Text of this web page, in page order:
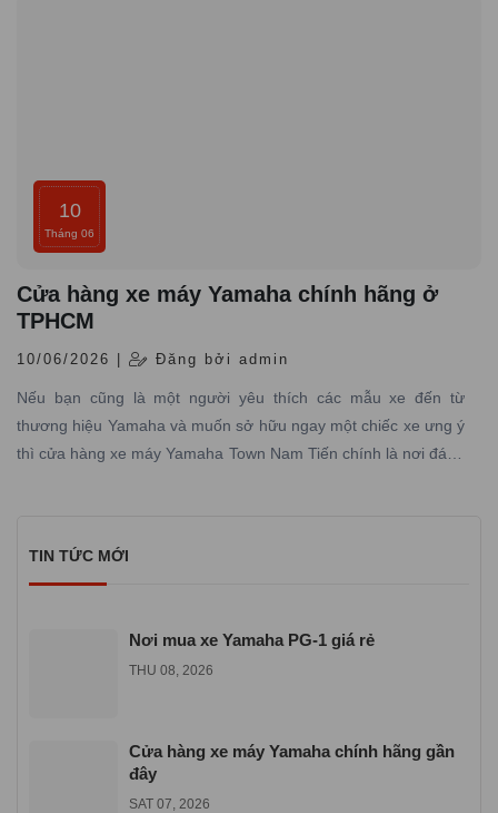
10
Tháng 06
Cửa hàng xe máy Yamaha chính hãng ở
TPHCM
10/06/2026 | Đăng bởi admin
Nếu bạn cũng là một người yêu thích các mẫu xe đến từ
thương hiệu Yamaha và muốn sở hữu ngay một chiếc xe ưng ý
thì cửa hàng xe máy Yamaha Town Nam Tiến chính là nơi đáng
TIN TỨC MỚI
Nơi mua xe Yamaha PG-1 giá rẻ
THU 08, 2026
Cửa hàng xe máy Yamaha chính hãng gần
đây
SAT 07, 2026